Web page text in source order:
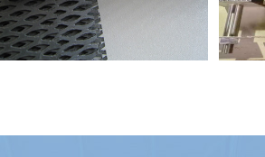
有机电合成用钛阳极